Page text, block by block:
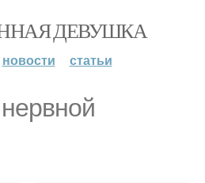
ДЕВУШКА
новости статьи